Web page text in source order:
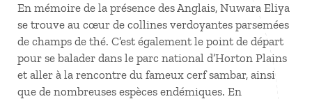
En mémoire de la présence des Anglais, Nuwara Eliya
se trouve au cœur de collines verdoyantes parsemées
de champs de thé. C’est également le point de départ
pour se balader dans le parc national d’Horton Plains
et aller à la rencontre du fameux cerf sambar, ainsi
que de nombreuses espèces endémiques. En